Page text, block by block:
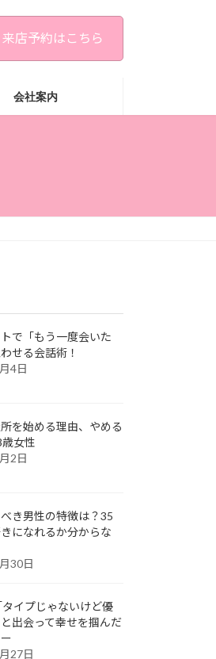
来店予約はこちら
会社案内
で「もう一度会いた
せる会話術！
4日
を始める理由、やめる
女性
2日
き男性の特徴は？35
になれるか分からな
30日
イプじゃないけど優
出会って幸せを掴んだ
27日